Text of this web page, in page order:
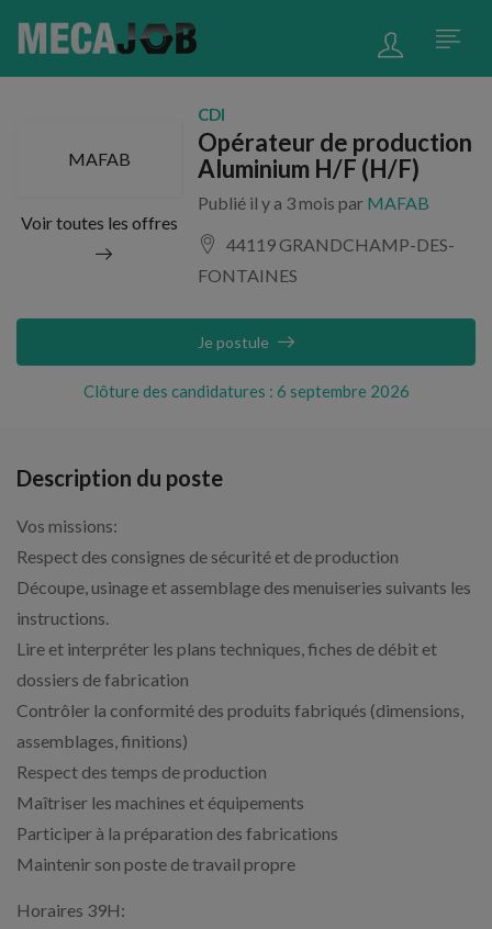
MAFAB
Voir toutes les offres
CDI
Opérateur de production
Aluminium H/F (H/F)
Publié il y a 3 mois par MAFAB
44119 GRANDCHAMP-DES-
FONTAINES
Clôture des candidatures : 6 septembre 2026
Je postule
Description du poste
Vos missions:
Respect des consignes de sécurité et de production
Découpe, usinage et assemblage des menuiseries suivants les
instructions.
Lire et interpréter les plans techniques, fiches de débit et
dossiers de fabrication
Contrôler la conformité des produits fabriqués (dimensions,
assemblages, finitions)
Respect des temps de production
Maîtriser les machines et équipements
Participer à la préparation des fabrications
Maintenir son poste de travail propre
Horaires 39H: